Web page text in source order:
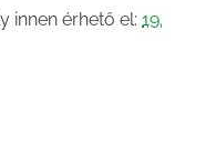
innen érhető el: 19.